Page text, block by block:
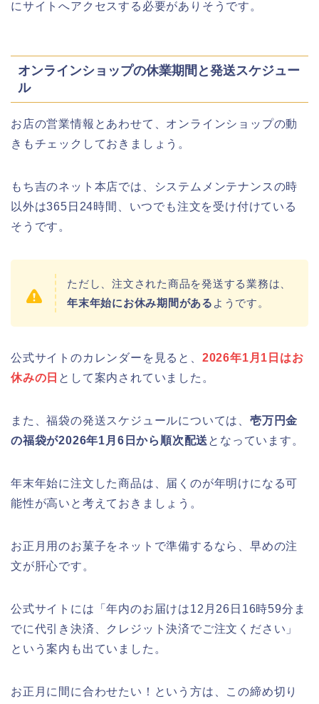
にサイトへアクセスする必要がありそうです。
オンラインショップの休業期間と発送スケジュー
ル
お店の営業情報とあわせて、オンラインショップの動
きもチェックしておきましょう。
もち吉のネット本店では、システムメンテナンスの時
以外は365日24時間、いつでも注文を受け付けている
そうです。
ただし、注文された商品を発送する業務は、
年末年始にお休み期間がある ようです。
公式サイトのカレンダーを見ると、 2026年1月1日はお
休みの日 として案内されていました。
また、福袋の発送スケジュールについては、 壱万円金
の福袋が2026年1月6日から順次配送 となっています。
年末年始に注文した商品は、届くのが年明けになる可
能性が高いと考えておきましょう。
お正月用のお菓子をネットで準備するなら、早めの注
文が肝心です。
公式サイトには「年内のお届けは12月26日16時59分ま
でに代引き決済、クレジット決済でご注文ください」
という案内も出ていました。
お正月に間に合わせたい！という方は、この締め切り